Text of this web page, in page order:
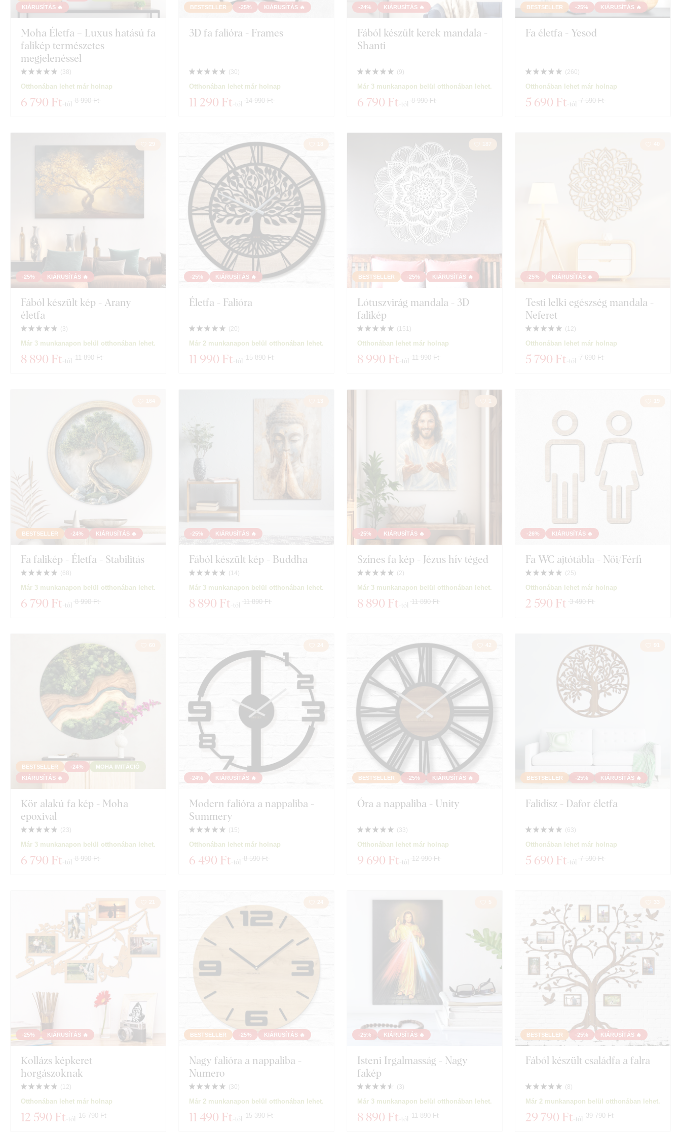
Gyártástechnológia
Exkluzivitás
Anyag
Vastagság
Arc Koszorú Csendélet Állat
Motiváció Haditengerészet Motorok
Étel és italok
KIÁRUSÍTÁS 🔥
Moha Életfa – Luxus hatású fa
falikép természetes
megjelenéssel
(38)
Otthonában lehet már holnap
6 790 Ft -tól 8 990 Ft
BESTSELLER -25% KIÁRUSÍTÁS 🔥
3D fa falióra - Frames
(30)
Otthonában lehet már holnap
11 290 Ft -tól 14 990 Ft
-24% KIÁRUSÍTÁS 🔥
Fából készült kerek mandala -
Shanti
(9)
Már 3 munkanapon belül otthonában lehet.
6 790 Ft -tól 8 990 Ft
BESTSELLER -25% KIÁRUSÍTÁS 🔥
Fa életfa - Yesod
(260)
Otthonában lehet már holnap
5 690 Ft -tól 7 590 Ft
-25% KIÁRUSÍTÁS 🔥
Fából készült kép - Arany
életfa
(3)
Már 3 munkanapon belül otthonában lehet.
8 890 Ft -tól 11 890 Ft
-25% KIÁRUSÍTÁS 🔥
Életfa - Falióra
(20)
Már 2 munkanapon belül otthonában lehet.
11 990 Ft -tól 15 890 Ft
BESTSELLER -25% KIÁRUSÍTÁS 🔥
Lótuszvirág mandala - 3D
falikép
( 151 )
Otthonában lehet már holnap
8 990 Ft -tól 11 990 Ft
-25% KIÁRUSÍTÁS 🔥
Testi lelki egészség mandala -
Neferet
( 12)
Otthonában lehet már holnap
5 790 Ft -tól 7 690 Ft
BESTSELLER -24% KIÁRUSÍTÁS 🔥
Fa falikép - Életfa - Stabilitás
(68)
Már 3 munkanapon belül otthonában lehet.
6 790 Ft -tól 8 990 Ft
-25% KIÁRUSÍTÁS 🔥
Fából készült kép - Buddha
( 14)
Már 3 munkanapon belül otthonában lehet.
8 890 Ft -tól 11 890 Ft
-25% KIÁRUSÍTÁS 🔥
Színes fa kép - Jézus hív téged
(2)
Már 3 munkanapon belül otthonában lehet.
8 890 Ft -tól 11 890 Ft
-26% KIÁRUSÍTÁS 🔥
Fa WC ajtótábla - Női/Férfi
(25)
Otthonában lehet már holnap
2 590 Ft 3 490 Ft
BESTSELLER -24%
MOHA IMITÁCIÓ
KIÁRUSÍTÁS 🔥
Kör alakú fa kép - Moha
epoxival
(23)
Már 3 munkanapon belül otthonában lehet.
6 790 Ft -tól 8 990 Ft
-24% KIÁRUSÍTÁS 🔥
Modern falióra a nappaliba -
Summery
( 15)
Otthonában lehet már holnap
6 490 Ft -tól 8 590 Ft
BESTSELLER -25% KIÁRUSÍTÁS 🔥
Óra a nappaliba - Unity
(33)
Otthonában lehet már holnap
9 690 Ft -tól 12 990 Ft
BESTSELLER -25% KIÁRUSÍTÁS 🔥
Falidísz - Dafor életfa
(63)
Otthonában lehet már holnap
5 690 Ft -tól 7 590 Ft
-25% KIÁRUSÍTÁS 🔥
Kollázs képkeret
horgászoknak
( 12)
Otthonában lehet már holnap
12 590 Ft -tól 16 790 Ft
BESTSELLER -25% KIÁRUSÍTÁS 🔥
Nagy falióra a nappaliba -
Numero
(30)
Már 2 munkanapon belül otthonában lehet.
11 490 Ft -tól 15 390 Ft
-25% KIÁRUSÍTÁS 🔥
Isteni Irgalmasság - Nagy
fakép
(3)
Már 3 munkanapon belül otthonában lehet.
8 890 Ft -tól 11 890 Ft
BESTSELLER -25% KIÁRUSÍTÁS 🔥
Fából készült családfa a falra
(8)
Már 2 munkanapon belül otthonában lehet.
29 790 Ft -tól 39 790 Ft